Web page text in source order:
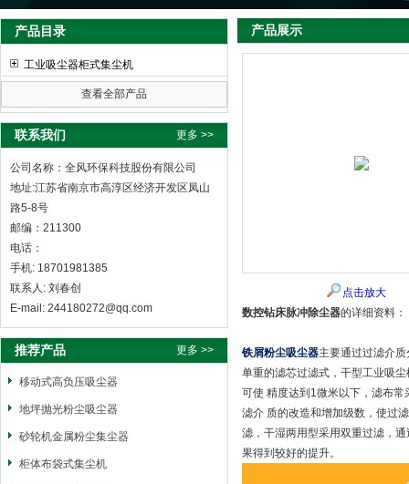
产品目录
工业吸尘器柜式集尘机
查看全部产品
联系我们 更多 >>
公司名称：全风环保科技股份有限公司
地址:江苏省南京市高淳区经济开发区凤山
路5-8号
邮编：211300
电话：
手机: 18701981385
联系人: 刘春创
E-mail: 244180272@qq.com
推荐产品 更多 >>
移动式高负压吸尘器
地坪抛光粉尘吸尘器
砂轮机金属粉尘集尘器
柜体布袋式集尘机
产品展示
点击放大
数控钻床脉冲除尘器的详细资料：
铁屑粉尘吸尘器主要通过过滤介
单重的滤芯过滤式，干型工业吸
可使 精度达到1微米以下，滤布
滤介 质的改造和增加级数，使过
滤，干湿两用型采用双重过滤，
果得到较好的提升。